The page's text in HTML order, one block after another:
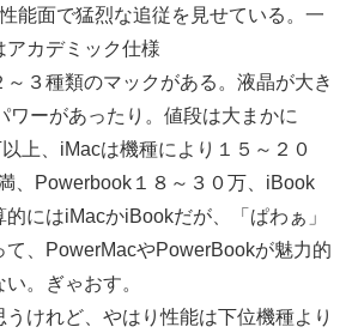
能面で猛烈な追従を見せている。一
カデミック仕様
３種類のマックがある。液晶が大き
ワーがあったり。値段は大まかに
上、iMacは機種により１５～２０
、Powerbook１８～３０万、iBook
的にはiMacかiBookだが、「ぱわぁ」
て、PowerMacやPowerBookが魅力的
。ぎゃおす。
けれど、やはり性能は下位機種より